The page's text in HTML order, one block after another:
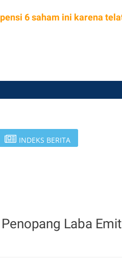
6 saham ini karena
INDEKS BERITA
Laba